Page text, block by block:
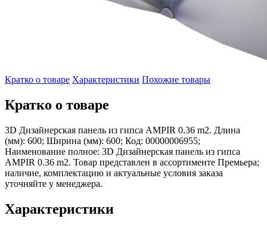
Кратко о товаре Характеристики Похожие товары
Кратко о товаре
3D Дизайнерская панель из гипса AMPIR 0.36 m2. Длина
(мм): 600; Ширина (мм): 600; Код: 00000006955;
Наименование полное: 3D Дизайнерская панель из гипса
AMPIR 0.36 m2. Товар представлен в ассортименте Премьера;
наличие, комплектацию и актуальные условия заказа
уточняйте у менеджера.
Характеристики